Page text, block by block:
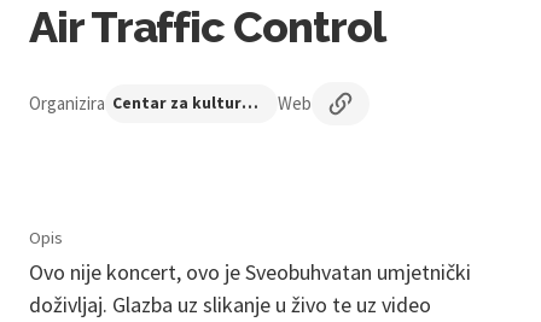
Air Traffic Control
Organizira Centar za kulturu Maksimir Web
Opis
Ovo nije koncert, ovo je Sveobuhvatan umjetnički
doživljaj. Glazba uz slikanje u živo te uz video